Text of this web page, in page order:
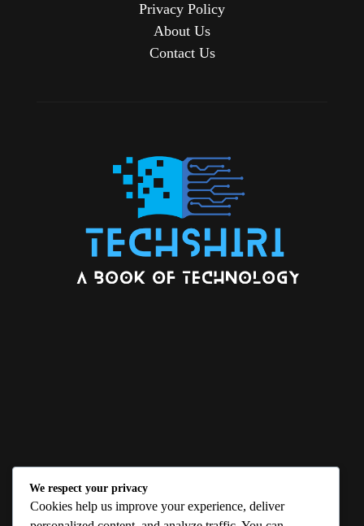
Privacy Policy
About Us
Contact Us
ABOUT US
We respect your privacy
Cookies help us improve your experience, deliver